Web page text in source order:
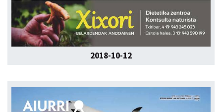
2018-10-12